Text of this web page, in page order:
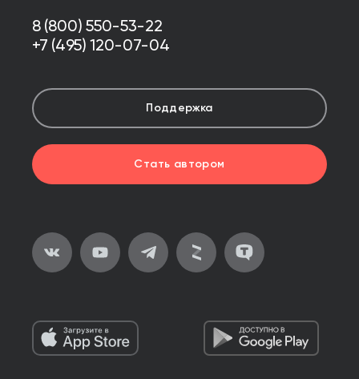
8 (800) 550-53-22
+7 (495) 120-07-04
Поддержка
Стать автором